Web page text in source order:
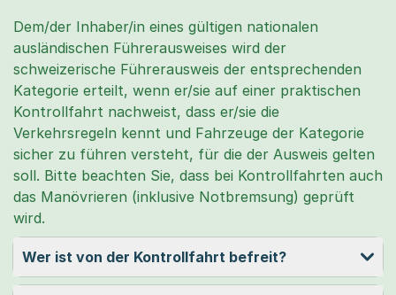
Dem/der Inhaber/in eines gültigen nationalen
ausländischen Führerausweises wird der
schweizerische Führerausweis der entsprechenden
Kategorie erteilt, wenn er/sie auf einer praktischen
Kontrollfahrt nach­weist, dass er/sie die
Verkehrsregeln kennt und Fahrzeuge der Kategorie
sicher zu führen ver­steht, für die der Ausweis gelten
soll. Bitte beachten Sie, dass bei Kontrollfahrten auch
das Manövrieren (inklusive Notbremsung) geprüft
wird.
Wer ist von der Kontrollfahrt befreit?